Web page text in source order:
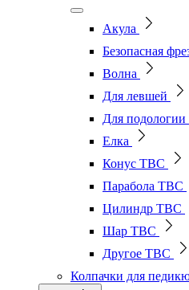
Акула
Безопасная
Волна
Для левшей
Для подологии
Елка
Конус ТВС
Парабола ТВС
Цилиндр ТВС
Шар ТВС
Другое ТВС
Колпачки для